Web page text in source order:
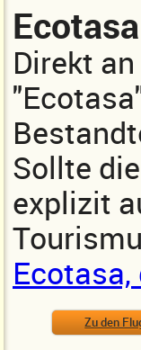
Ecotasa
Direkt
Sollte
explizit
Zu den